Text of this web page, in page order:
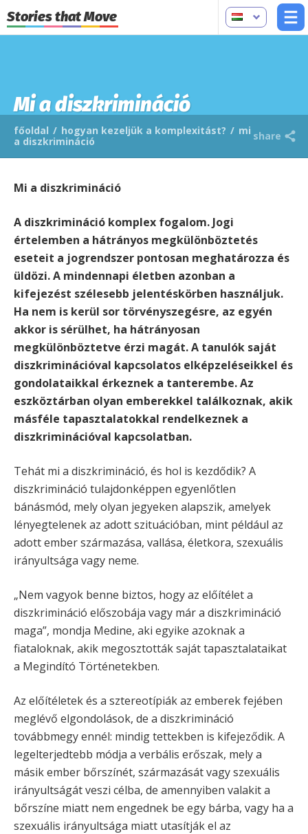
Stories that Move
Mi a diszkrimináció
főoldal / hogyan kezeljük a komplexitást? / mi
a diszkrimináció
share
Mi a diszkrimináció
A diszkrimináció komplex fogalom. Jogi
értelemben a hátrányos megkülönböztetés
eseteit a jogrendszer pontosan meghatározza és
üldözi. A mindennapi életben azonban a
kifejezést szélesebb jelentéskörben használjuk.
Ha nem is kerül sor törvényszegésre, az egyén
akkor is sérülhet, ha hátrányosan
megkülönböztetve érzi magát. A tanulók saját
diszkriminációval kapcsolatos elképzeléseikkel és
gondolataikkal érkeznek a tanterembe. Az
eszköztárban olyan emberekkel találkoznak, akik
másféle tapasztalatokkal rendelkeznek a
diszkriminációval kapcsolatban.
Tehát mi a diszkrimináció, és hol is kezdődik? A
diszkrimináció tulajdonképpen egyenlőtlen
bánásmód, mely olyan jegyeken alapszik, amelyek
lényegtelenek az adott szituációban, mint például az
adott ember származása, vallása, életkora, szexuális
irányultsága vagy neme.
„Nem vagyok benne biztos, hogy az előítélet a
diszkrimináció előszobája vagy már a diszkrimináció
maga”, mondja Medine, aki egyike azoknak a
fiataloknak, akik megosztották saját tapasztalataikat
a Megindító Történetekben.
Az előítéletek és a sztereotípiák az emberek fejében
meglévő elgondolások, de a diszkrimináció
továbbmegy ennél: mindig tettekben is kifejeződik. A
legelterjedtebb módja a verbális erőszak, mely a
másik ember bőrszínét, származását vagy szexuális
irányultságát veszi célba, de amennyiben valakit a
bőrszíne miatt nem engednek be egy bárba, vagy ha a
szexuális irányultsága miatt utasítják el az